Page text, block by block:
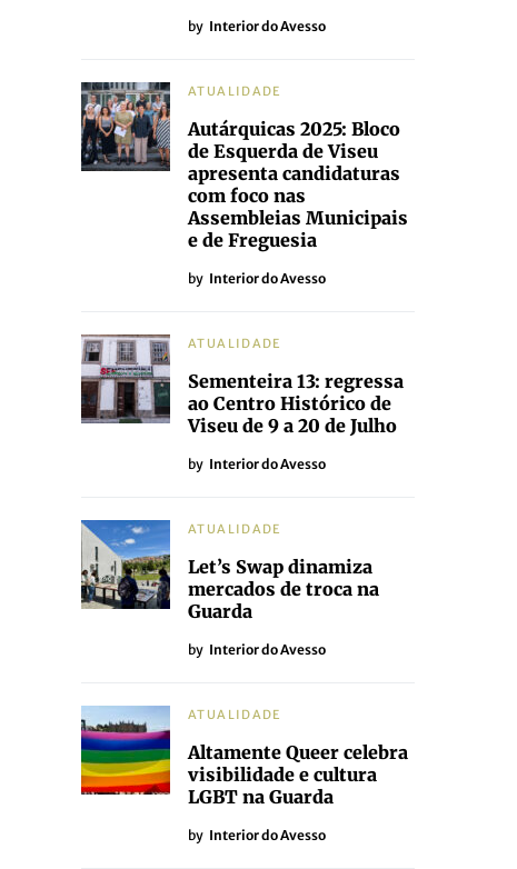
by Interior do Avesso
ATUALIDADE
Autárquicas 2025: Bloco
de Esquerda de Viseu
apresenta candidaturas
com foco nas
Assembleias Municipais
e de Freguesia
by Interior do Avesso
ATUALIDADE
Sementeira 13: regressa
ao Centro Histórico de
Viseu de 9 a 20 de Julho
by Interior do Avesso
ATUALIDADE
Let’s Swap dinamiza
mercados de troca na
Guarda
by Interior do Avesso
ATUALIDADE
Altamente Queer celebra
visibilidade e cultura
LGBT na Guarda
by Interior do Avesso